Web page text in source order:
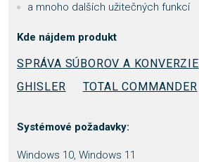
a mnoho dalších užitečných funkcí
Kde nájdem produkt
SPRÁVA SÚBOROV A KONVERZIE
GHISLER
TOTAL COMMANDER
Systémové požadavky:
Windows 10, Windows 11